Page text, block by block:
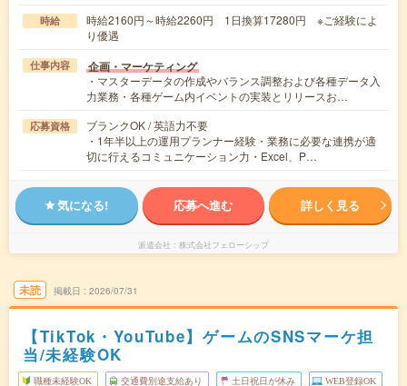
時給
時給2160円～時給2260円 1日換算17280円 ※ご経験によ
り優遇
仕事内容 企画・マーケティング
・マスターデータの作成やバランス調整および各種データ入
力業務・各種ゲーム内イベントの実装とリリースお…
応募資格
ブランクOK / 英語力不要
・1年半以上の運用プランナー経験・業務に必要な連携が適
切に行えるコミュニケーション力・Excel、P…
気になる! 応募へ進む 詳しく見る
派遣会社 株式会社フェローシップ
未読 掲載日 2026/07/31
【TikTok・YouTube】ゲームのSNSマーケ担
当/未経験OK
職種未経験OK 交通費別途支給あり 土日祝日が休み WEB登録OK